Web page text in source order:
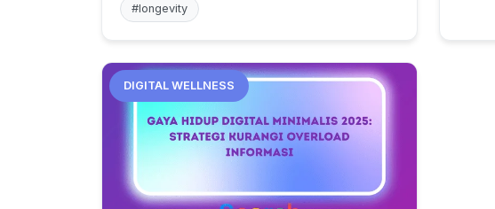
#longevity
DIGITAL WELLNESS